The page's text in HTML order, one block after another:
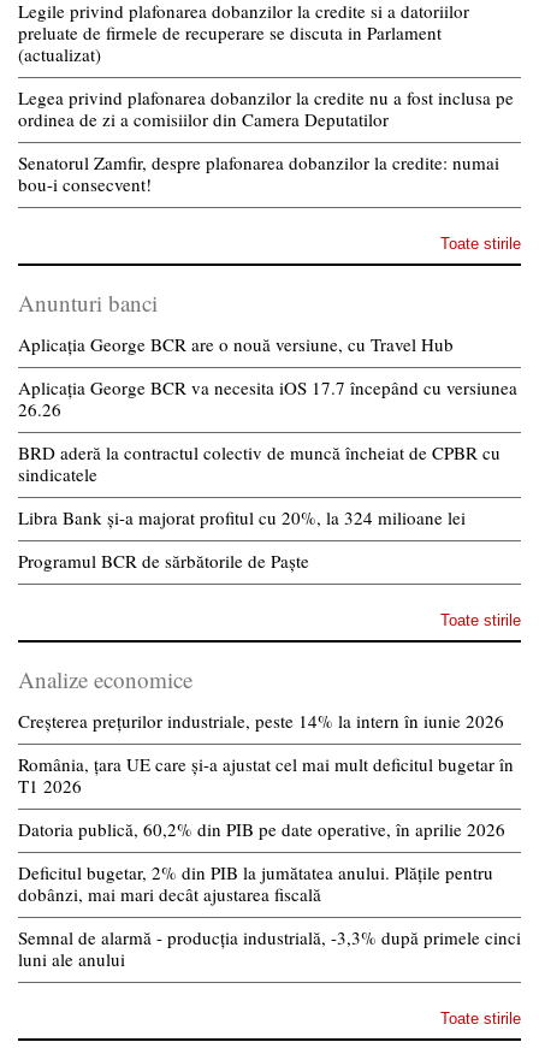
Legile privind plafonarea dobanzilor la credite si a datoriilor
preluate de firmele de recuperare se discuta in Parlament
(actualizat)
Legea privind plafonarea dobanzilor la credite nu a fost inclusa pe
ordinea de zi a comisiilor din Camera Deputatilor
Senatorul Zamfir, despre plafonarea dobanzilor la credite: numai
bou-i consecvent!
Toate stirile
Anunturi banci
Aplicația George BCR are o nouă versiune, cu Travel Hub
Aplicația George BCR va necesita iOS 17.7 începând cu versiunea
26.26
BRD aderă la contractul colectiv de muncă încheiat de CPBR cu
sindicatele
Libra Bank și-a majorat profitul cu 20%, la 324 milioane lei
Programul BCR de sărbătorile de Paște
Toate stirile
Analize economice
Creșterea prețurilor industriale, peste 14% la intern în iunie 2026
România, țara UE care și-a ajustat cel mai mult deficitul bugetar în
T1 2026
Datoria publică, 60,2% din PIB pe date operative, în aprilie 2026
Deficitul bugetar, 2% din PIB la jumătatea anului. Plățile pentru
dobânzi, mai mari decât ajustarea fiscală
Semnal de alarmă - producția industrială, -3,3% după primele cinci
luni ale anului
Toate stirile